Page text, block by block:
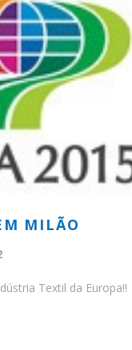
MILÃO
Textil da Europa!!